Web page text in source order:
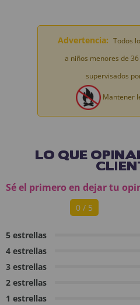
Advertencia: Todos
a niños menores de
supervisados
Mantener
LO QUE
Sé el primero en dejar tu
0 / 5
5 estrellas
4 estrellas
3 estrellas
2 estrellas
1 estrellas